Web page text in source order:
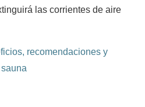
las corrientes de aire
recomendaciones y